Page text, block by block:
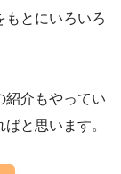
もとにいろいろ
紹介もやってい
と思います。